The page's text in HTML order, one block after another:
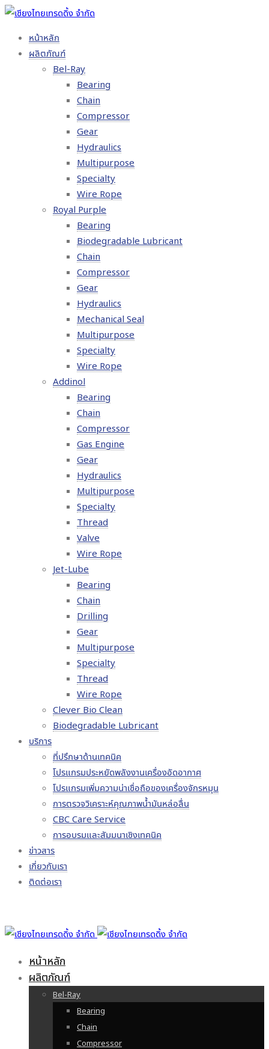
หน้าหลัก
ผลิตภัณฑ์
Bel-Ray
Bearing
Chain
Compressor
Gear
Hydraulics
Multipurpose
Specialty
Wire Rope
Royal Purple
Bearing
Biodegradable Lubricant
Chain
Compressor
Gear
Hydraulics
Mechanical Seal
Multipurpose
Specialty
Wire Rope
Addinol
Bearing
Chain
Compressor
Gas Engine
Gear
Hydraulics
Multipurpose
Specialty
Thread
Valve
Wire Rope
Jet-Lube
Bearing
Chain
Drilling
Gear
Multipurpose
Specialty
Thread
Wire Rope
Clever Bio Clean
Biodegradable Lubricant
บริการ
ที่ปรึกษาด้านเทคนิค
โปรแกรมประหยัดพลังงานเครื่องอัดอากาศ
โปรแกรมเพิ่มความน่าเชื่อถือของเครื่องจักรหมุน
การตรวจวิเคราะห์คุณภาพน้ำมันหล่อลื่น
CBC Care Service
การอบรมและสัมมนาเชิงเทคนิค
ข่าวสาร
เกี่ยวกับเรา
ติดต่อเรา
หน้าหลัก
ผลิตภัณฑ์
Bel-Ray
Bearing
Chain
Compressor